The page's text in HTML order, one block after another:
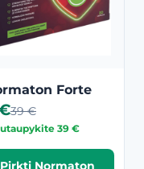
Forte
39 €
39 €
Pirkti Normaton